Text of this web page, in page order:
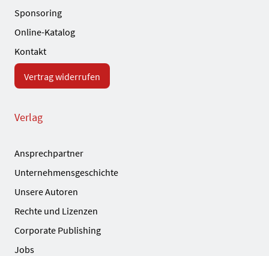
Sponsoring
Online-Katalog
Kontakt
Vertrag widerrufen
Verlag
Ansprechpartner
Unternehmensgeschichte
Unsere Autoren
Rechte und Lizenzen
Corporate Publishing
Jobs